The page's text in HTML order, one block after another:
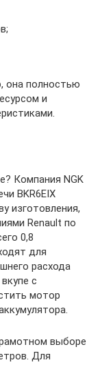
она полностью
и
Компания NGK
BKR6EIX
изготовления,
Renault по
0,8
для
расхода
с
мотор
выборе
Для